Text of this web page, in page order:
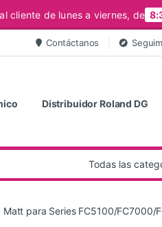
cliente de lunes a viernes, de
Contáctanos
Distribuidor Roland DG
Matt para Series FC5100/FC7000/